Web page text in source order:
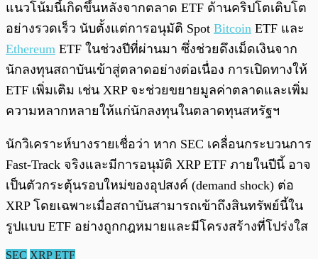
แนวโน้มนี้เกิดขึ้นหลังจากตลาด ETF ด้านคริปโตเติบโต
อย่างรวดเร็ว นับตั้งแต่การอนุมัติ Spot Bitcoin ETF และ
Ethereum ETF ในช่วงปีที่ผ่านมา ซึ่งช่วยดึงเม็ดเงินจาก
นักลงทุนสถาบันเข้าสู่ตลาดอย่างต่อเนื่อง การเปิดทางให้
ETF เพิ่มเติม เช่น XRP จะช่วยขยายมูลค่าตลาดและเพิ่ม
ความหลากหลายให้แก่นักลงทุนในตลาดทุนสหรัฐฯ
นักวิเคราะห์บางรายเชื่อว่า หาก SEC เคลื่อนกระบวนการ
Fast-Track จริงและมีการอนุมัติ XRP ETF ภายในปีนี้ อาจ
เป็นตัวกระตุ้นรอบใหม่ของอุปสงค์ (demand shock) ต่อ
XRP โดยเฉพาะเมื่อสถาบันสามารถเข้าถึงสินทรัพย์นี้ใน
รูปแบบ ETF อย่างถูกกฎหมายและมีโครงสร้างที่โปร่งใส
SEC XRP ETF